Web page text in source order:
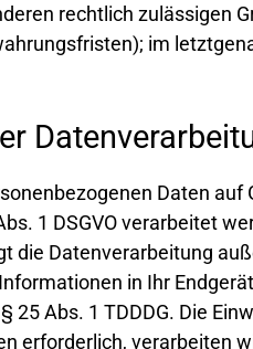
rechtlich zulässigen
im
Daten auf
1 DSGVO verarbeitet
Datenverarbeitung
in Ihr
Abs. 1 TDDDG. Die
erforderlich, verarbeiten